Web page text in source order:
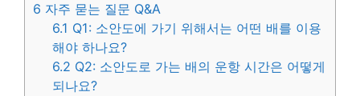
6 자주 묻는 질문 Q&A
6.1 Q1: 소안도에 가기 위해서는 어떤 배를 이용
해야 하나요?
6.2 Q2: 소안도로 가는 배의 운항 시간은 어떻게
되나요?